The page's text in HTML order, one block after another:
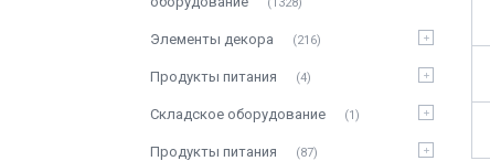
Элементы декора 216
Продукты питания 4
Складское оборудование 1
Продукты питания 87